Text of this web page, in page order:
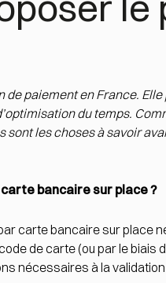
paiement en France.
du temps.
les choses à savoir
bancaire sur place ?
carte bancaire sur place
de carte (ou par le
nécessaires à la